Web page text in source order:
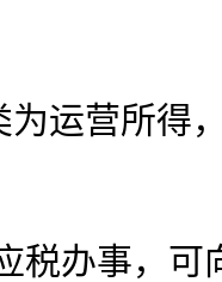
营所得
办事，可